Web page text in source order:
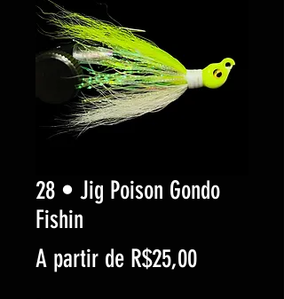
28 • Jig Poison Gondo
Fishin
A partir de R$25,00Preço